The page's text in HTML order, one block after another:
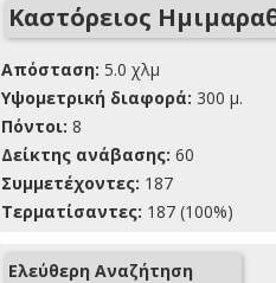
Καστόρειος
Απόσταση: 5.0 χλμ
Yψομετρική διαφορά: 300 μ.
Πόντοι: 8
Δείκτης ανάβασης: 60
Συμμετέχοντες: 187
Τερματίσαντες: 187 (100%)
Ελεύθερη Αναζήτηση